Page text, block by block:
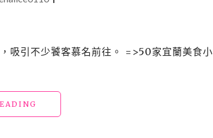
吸引不少饕客慕名前往。 =>50家宜蘭美食小
蘭